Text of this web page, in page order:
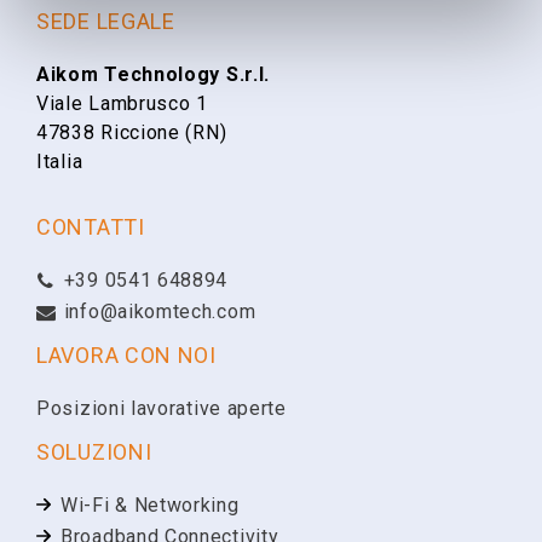
Xirrus
Nome
Cognome
SEDE LEGALE
Aikom Technology S.r.l.
Viale Lambrusco 1
47838 Riccione (RN)
Italia
CONTATTI
+39 0541 648894
info@aikomtech.com
LAVORA CON NOI
Posizioni lavorative aperte
SOLUZIONI
Wi-Fi & Networking
Broadband Connectivity